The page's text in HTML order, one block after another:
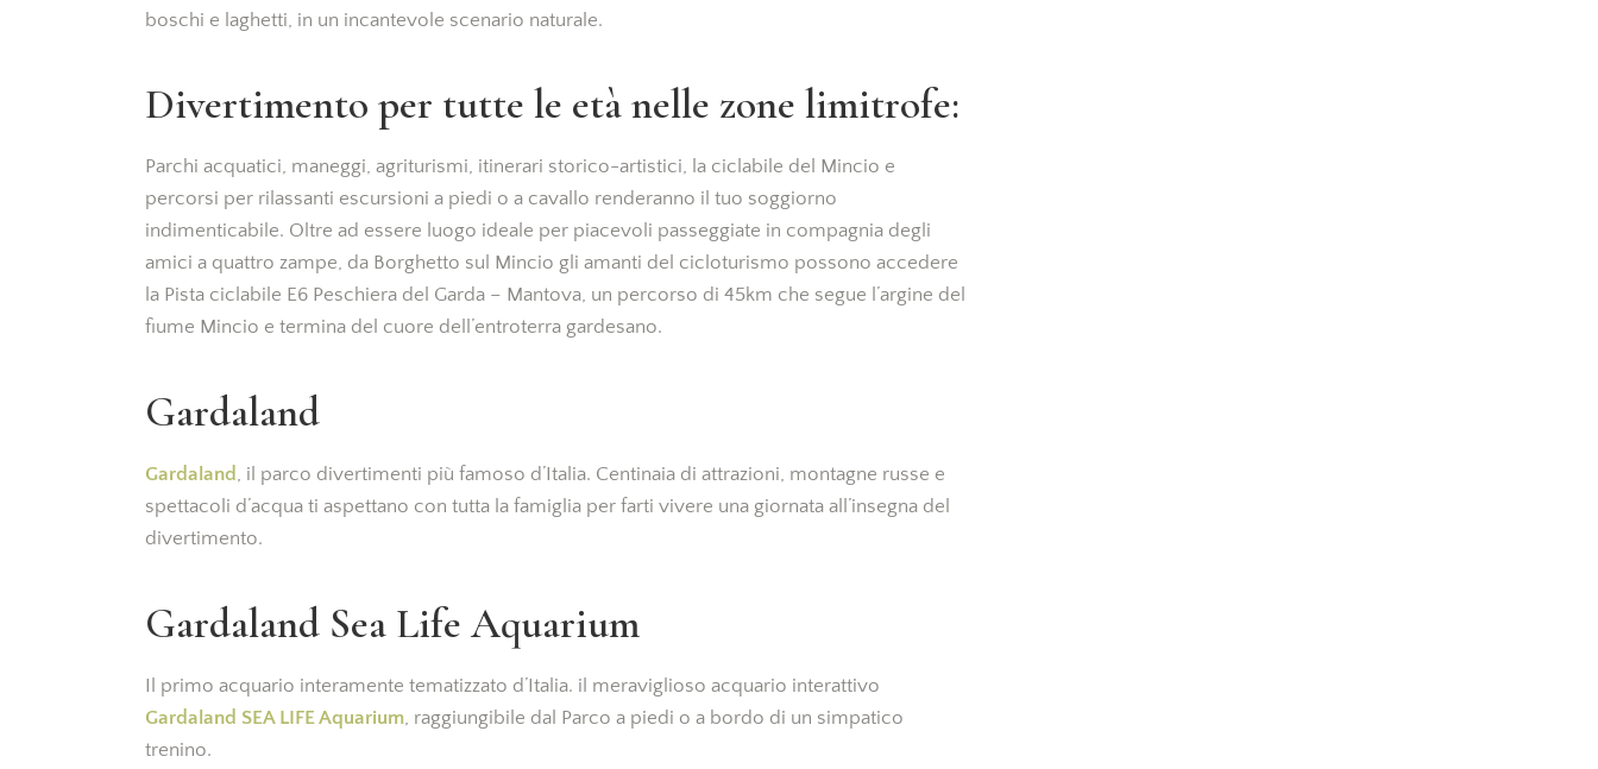
boschi e laghetti, in un incantevole scenario naturale.
Divertimento per tutte le età nelle zone limitrofe:
Parchi acquatici, maneggi, agriturismi, itinerari storico-artistici, la ciclabile del Mincio e
percorsi per rilassanti escursioni a piedi o a cavallo renderanno il tuo soggiorno
indimenticabile. Oltre ad essere luogo ideale per piacevoli passeggiate in compagnia degli
amici a quattro zampe, da Borghetto sul Mincio gli amanti del cicloturismo possono accedere
la Pista ciclabile E6 Peschiera del Garda – Mantova, un percorso di 45km che segue l’argine del
fiume Mincio e termina del cuore dell’entroterra gardesano.
Gardaland
Gardaland , il parco divertimenti più famoso d’Italia. Centinaia di attrazioni, montagne russe e
spettacoli d’acqua ti aspettano con tutta la famiglia per farti vivere una giornata all’insegna del
divertimento.
Gardaland Sea Life Aquarium
Il primo acquario interamente tematizzato d’Italia. il meraviglioso acquario interattivo
Gardaland SEA LIFE Aquarium, raggiungibile dal Parco a piedi o a bordo di un simpatico
trenino.